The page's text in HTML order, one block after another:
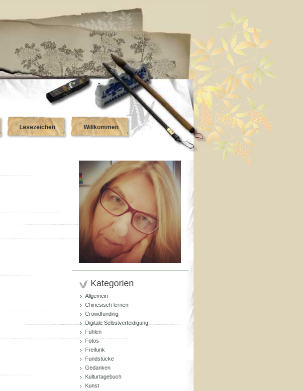
Lesezeichen Willkommen
Kategorien
Allgemein
Chinesisch lernen
Crowdfunding
Digitale Selbstverteidigung
Fühlen
Fotos
Freifunk
Fundstücke
Gedanken
Kulturtagebuch
Kunst